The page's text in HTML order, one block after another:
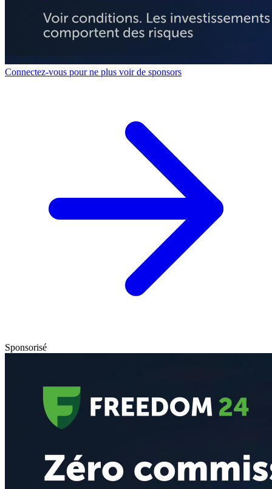
Connectez-vous pour ne plus voir de sponsors
Sponsorisé